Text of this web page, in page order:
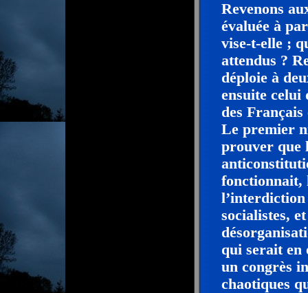
Revenons
évaluée à
vise-t-elle ;
attendus ?
déploie à
ensuite celui
des
Le premier
prouver que
fonctionnait,
l’interdiction
socialistes,
qui serait en
un congrès
chaotiques